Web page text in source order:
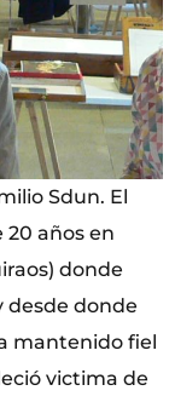
Sdun. El
años en
donde
desde donde
mantenido fiel
victima de